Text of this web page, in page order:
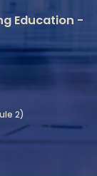
Education -
2)